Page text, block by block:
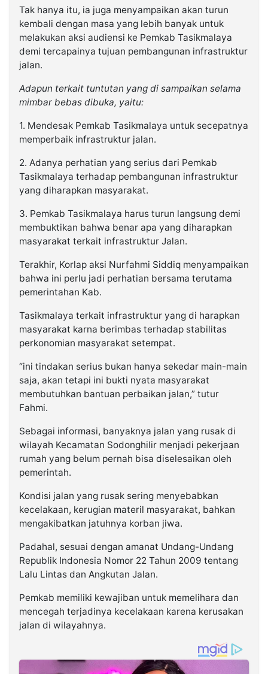
Tak hanya itu, ia juga menyampaikan akan turun
kembali dengan masa yang lebih banyak untuk
melakukan aksi audiensi ke Pemkab Tasikmalaya
demi tercapainya tujuan pembangunan infrastruktur
jalan.
Adapun terkait tuntutan yang di sampaikan selama
mimbar bebas dibuka, yaitu:
1. Mendesak Pemkab Tasikmalaya untuk secepatnya
memperbaik infrastruktur jalan.
2. Adanya perhatian yang serius dari Pemkab
Tasikmalaya terhadap pembangunan infrastruktur
yang diharapkan masyarakat.
3. Pemkab Tasikmalaya harus turun langsung demi
membuktikan bahwa benar apa yang diharapkan
masyarakat terkait infrastruktur Jalan.
Terakhir, Korlap aksi Nurfahmi Siddiq menyampaikan
bahwa ini perlu jadi perhatian bersama terutama
pemerintahan Kab.
Tasikmalaya terkait infrastruktur yang di harapkan
masyarakat karna berimbas terhadap stabilitas
perkonomian masyarakat setempat.
“ini tindakan serius bukan hanya sekedar main-main
saja, akan tetapi ini bukti nyata masyarakat
membutuhkan bantuan perbaikan jalan,” tutur
Fahmi.
Sebagai informasi, banyaknya jalan yang rusak di
wilayah Kecamatan Sodonghilir menjadi pekerjaan
rumah yang belum pernah bisa diselesaikan oleh
pemerintah.
Kondisi jalan yang rusak sering menyebabkan
kecelakaan, kerugian materil masyarakat, bahkan
mengakibatkan jatuhnya korban jiwa.
Padahal, sesuai dengan amanat Undang-Undang
Republik Indonesia Nomor 22 Tahun 2009 tentang
Lalu Lintas dan Angkutan Jalan.
Pemkab memiliki kewajiban untuk memelihara dan
mencegah terjadinya kecelakaan karena kerusakan
jalan di wilayahnya.